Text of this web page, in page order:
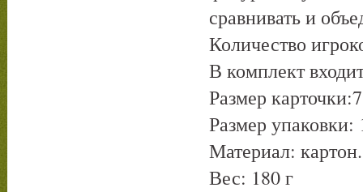
сравнивать и
Количество
В комплект
Размер
Размер
Материал: картон.
Вес: 180 г